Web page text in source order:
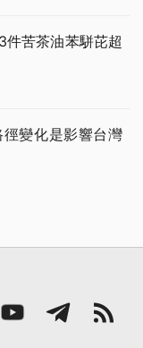
件苦茶油苯駢芘超
變化是影響台灣